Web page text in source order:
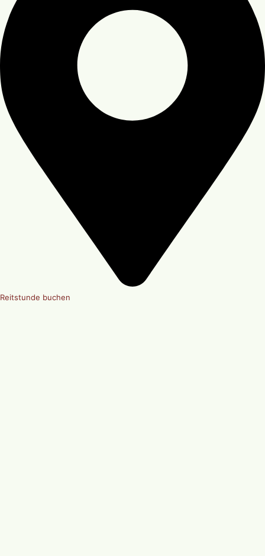
Reitstunde buchen